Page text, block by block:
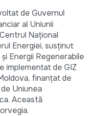
de Guvernul
al Uniunii
Național
Energiei, susținut
Energii Regenerabile
implementat de GIZ
finanțat de
Uniunea
Această